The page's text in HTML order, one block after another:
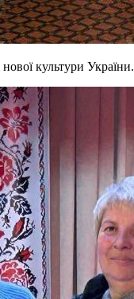
культури України.